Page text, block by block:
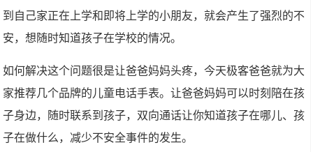
到自己家正在上学和即将上学的小朋友，就会产生了强烈的不
安，想随时知道孩子在学校的情况。
如何解决这个问题很是让爸爸妈妈头疼，今天极客爸爸就为大
家推荐几个品牌的儿童电话手表。让爸爸妈妈可以时刻陪在孩
子身边，随时联系到孩子，双向通话让你知道孩子在哪儿、孩
子在做什么，减少不安全事件的发生。